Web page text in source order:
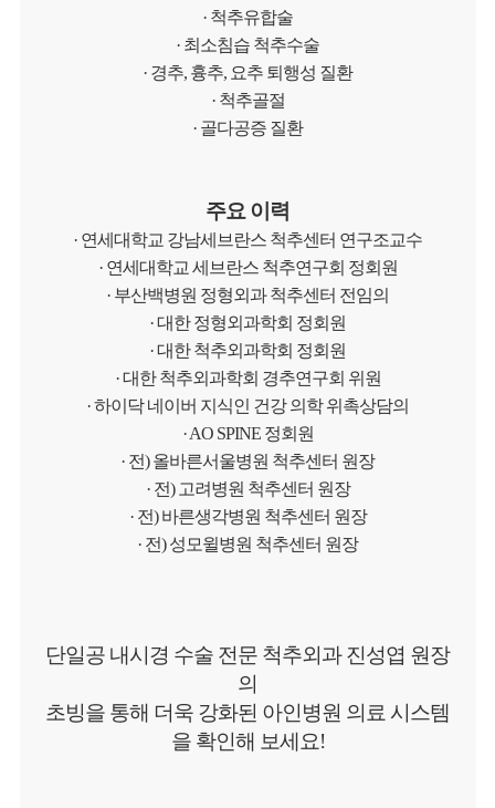
· 척추유합술
· 최소침습 척추수술
· 경추, 흉추, 요추 퇴행성 질환
· 척추골절
· 골다공증 질환
주요 이력
· 연세대학교 강남세브란스 척추센터 연구조교수
· 연세대학교 세브란스 척추연구회 정회원
· 부산백병원 정형외과 척추센터 전임의
· 대한 정형외과학회 정회원
· 대한 척추외과학회 정회원
· 대한 척추외과학회 경추연구회 위원
· 하이닥 네이버 지식인 건강 의학 위촉상담의
· AO SPINE 정회원
· 전) 올바른서울병원 척추센터 원장
· 전) 고려병원 척추센터 원장
· 전) 바른생각병원 척추센터 원장
· 전) 성모윌병원 척추센터 원장
단일공 내시경 수술 전문 척추외과 진성엽 원장
의
초빙을 통해 더욱 강화된 아인병원 의료 시스템
을 확인해 보세요!